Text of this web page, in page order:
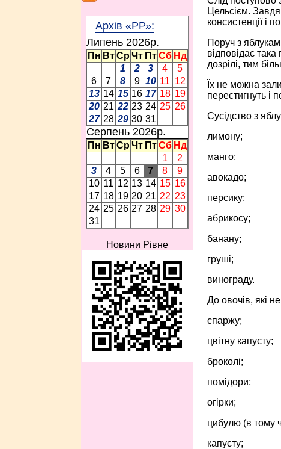
Архів «РР»:
Липень 2026p.
Пн Вт Ср Чт Пт Сб Нд
1
2 3 4
5
6
7 8 9 10 11 12
13 14 15 16 17 18 19
20 21 22 23 24 25 26
27 28 29 30 31
Серпень 2026p.
Пн Вт Ср Чт Пт Сб Нд
1
2
3
4 5 6 7 8
9
10 11 12 13 14 15 16
17 18 19 20 21 22 23
24 25 26 27 28 29 30
31
Новини Рівне
Цельсієм.
консистенції і
Поруч з
відповідає
дозрілі, тим
Їх не можна
перестигнуть і
Сусідство з
лимону;
манго;
авокадо;
персику;
абрикосу;
банану;
груші;
винограду.
До овочів, які
спаржу;
цвітну капусту;
броколі;
помідори;
огірки;
цибулю (в тому
капусту;